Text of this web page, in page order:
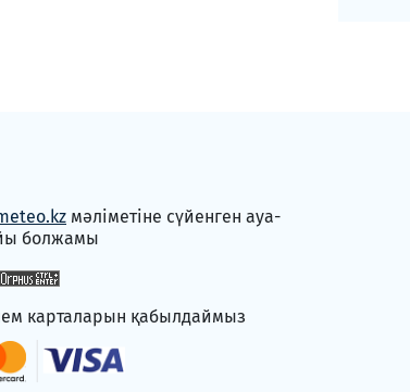
мәліметіне сүйенген ауа-
болжамы
карталарын қабылдаймыз